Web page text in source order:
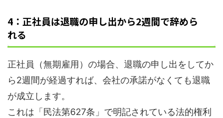
4：正社員は退職の申し出から2週間で辞めら
れる
正社員（無期雇用）の場合、退職の申し出をしてか
ら2週間が経過すれば、会社の承諾がなくても退職
が成立します。
これは「民法第627条」で明記されている法的権利